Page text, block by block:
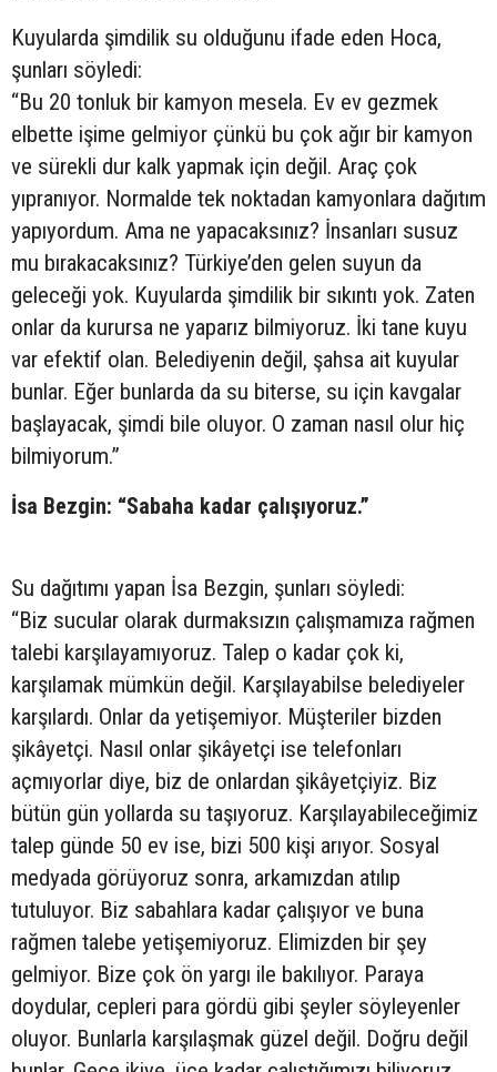
Kuyularda şimdilik su olduğunu ifade eden Hoca,
şunları söyledi:
“Bu 20 tonluk bir kamyon mesela. Ev ev gezmek
elbette işime gelmiyor çünkü bu çok ağır bir kamyon
ve sürekli dur kalk yapmak için değil. Araç çok
yıpranıyor. Normalde tek noktadan kamyonlara dağıtım
yapıyordum. Ama ne yapacaksınız? İnsanları susuz
mu bırakacaksınız? Türkiye’den gelen suyun da
geleceği yok. Kuyularda şimdilik bir sıkıntı yok. Zaten
onlar da kurursa ne yaparız bilmiyoruz. İki tane kuyu
var efektif olan. Belediyenin değil, şahsa ait kuyular
bunlar. Eğer bunlarda da su biterse, su için kavgalar
başlayacak, şimdi bile oluyor. O zaman nasıl olur hiç
bilmiyorum.”
İsa Bezgin: “Sabaha kadar çalışıyoruz.”
Su dağıtımı yapan İsa Bezgin, şunları söyledi:
“Biz sucular olarak durmaksızın çalışmamıza rağmen
talebi karşılayamıyoruz. Talep o kadar çok ki,
karşılamak mümkün değil. Karşılayabilse belediyeler
karşılardı. Onlar da yetişemiyor. Müşteriler bizden
şikâyetçi. Nasıl onlar şikâyetçi ise telefonları
açmıyorlar diye, biz de onlardan şikâyetçiyiz. Biz
bütün gün yollarda su taşıyoruz. Karşılayabileceğimiz
talep günde 50 ev ise, bizi 500 kişi arıyor. Sosyal
medyada görüyoruz sonra, arkamızdan atılıp
tutuluyor. Biz sabahlara kadar çalışıyor ve buna
rağmen talebe yetişemiyoruz. Elimizden bir şey
gelmiyor. Bize çok ön yargı ile bakılıyor. Paraya
doydular, cepleri para gördü gibi şeyler söyleyenler
oluyor. Bunlarla karşılaşmak güzel değil. Doğru değil